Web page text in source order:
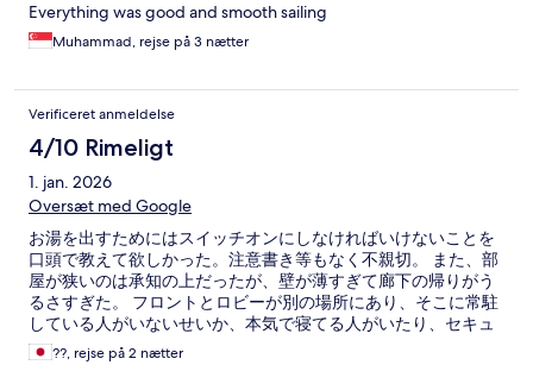
Everything was good and smooth sailing
Muhammad, rejse på 3 nætter
Verificeret anmeldelse
4/10 Rimeligt
1. jan. 2026
Oversæt med Google
お湯を出すためにはスイッチオンにしなければいけないことを
口頭で教えて欲しかった。注意書き等もなく不親切。 また、部
屋が狭いのは承知の上だったが、壁が薄すぎて廊下の帰りがう
るさすぎた。 フロントとロビーが別の場所にあり、そこに常駐
している人がいないせいか、本気で寝てる人がいたり、セキュ
リティが心配。
??, rejse på 2 nætter